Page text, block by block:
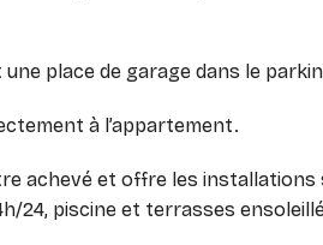
place de garage dans le
à l’appartement.
achevé et offre les
24, piscine et terrasses